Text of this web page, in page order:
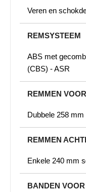
Veren en
REMSYSTEEM
ABS met
(CBS) - ASR
REMMEN VOOR
Dubbele 258
REMMEN
Enkele 240 mm
BANDEN VOOR